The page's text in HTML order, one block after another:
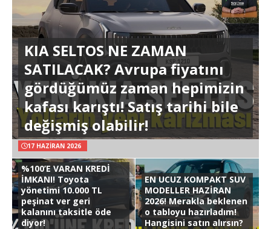
KIA SELTOS NE ZAMAN
SATILACAK? Avrupa fiyatını
gördüğümüz zaman hepimizin
kafası karıştı! Satış tarihi bile
değişmiş olabilir!
17 HAZIRAN 2026
%100’E VARAN KREDİ
İMKANI! Toyota
yönetimi 10.000 TL
peşinat ver geri
kalanını taksitle öde
diyor!
EN UCUZ KOMPAKT SUV
MODELLER HAZİRAN
2026! Merakla beklenen
o tabloyu hazırladım!
Hangisini satın alırsın?